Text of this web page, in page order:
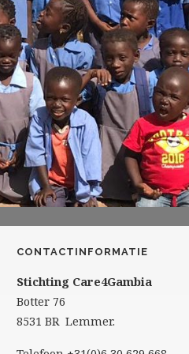
CONTACTINFORMATIE
Stichting Care4Gambia
Botter 76
8531 BR Lemmer.